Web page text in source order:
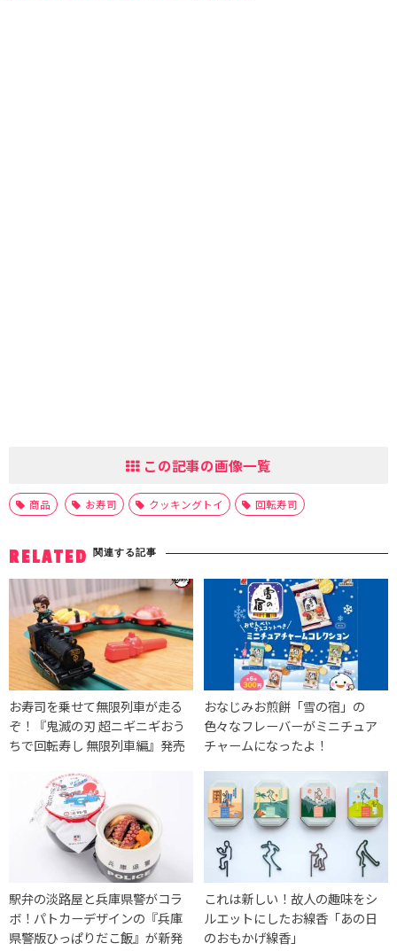
この記事の画像一覧
商品 お寿司 クッキングトイ 回転寿司
RELATED 関連する記事
お寿司を乗せて無限列車が走る
ぞ！『鬼滅の刃 超ニギニギおう
ちで回転寿し 無限列車編』発売
おなじみお煎餅「雪の宿」の
色々なフレーバーがミニチュア
チャームになったよ！
駅弁の淡路屋と兵庫県警がコラ
ボ！パトカーデザインの『兵庫
県警版ひっぱりだこ飯』が新発
これは新しい！故人の趣味をシ
ルエットにしたお線香「あの日
のおもかげ線香」